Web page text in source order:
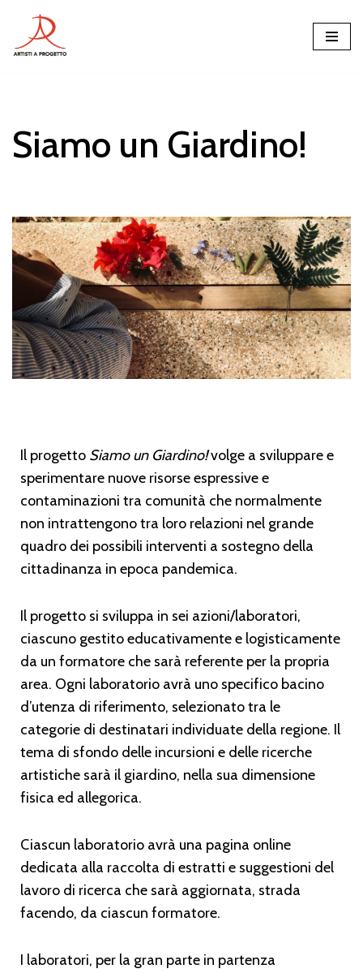
Vai
Siamo un Giardino!
Il progetto Siamo un Giardino!volge a sviluppare e
sperimentare nuove risorse espressive e
contaminazioni tra comunità che normalmente
non intrattengono tra loro relazioni nel grande
quadro dei possibili interventi a sostegno della
cittadinanza in epoca pandemica.
Il progetto si sviluppa in sei azioni/laboratori,
ciascuno gestito educativamente e logisticamente
da un formatore che sarà referente per la propria
area. Ogni laboratorio avrà uno specifico bacino
d’utenza di riferimento, selezionato tra le
categorie di destinatari individuate della regione. Il
tema di sfondo delle incursioni e delle ricerche
artistiche sarà il giardino, nella sua dimensione
fisica ed allegorica.
Ciascun laboratorio avrà una pagina online
dedicata alla raccolta di estratti e suggestioni del
lavoro di ricerca che sarà aggiornata, strada
facendo, da ciascun formatore.
I laboratori, per la gran parte in partenza